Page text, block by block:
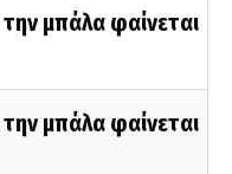
μπάλα φαίνεται
μπάλα φαίνεται